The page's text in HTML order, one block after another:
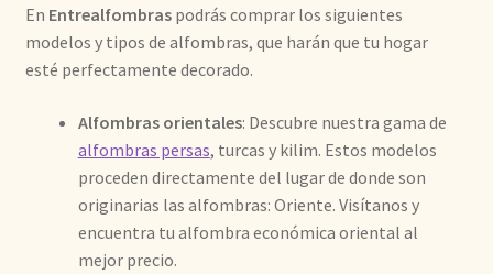
En Entrealfombraspodrás comprar los siguientes
modelos y tipos de alfombras, que harán que tu hogar
esté perfectamente decorado.
Alfombras orientales: Descubre nuestra gama de
alfombras persas, turcas y kilim. Estos modelos
proceden directamente del lugar de donde son
originarias las alfombras: Oriente. Visítanos y
encuentra tu alfombra económica oriental al
mejor precio.